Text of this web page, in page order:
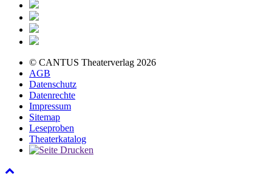
© CANTUS Theaterverlag 2026
AGB
Datenschutz
Datenrechte
Impressum
Sitemap
Leseproben
Theaterkatalog